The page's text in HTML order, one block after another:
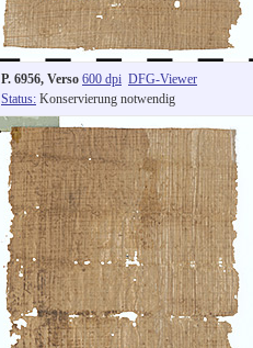
P. 6956, Verso 600 dpi DFG-Viewer
Status: Konservierung notwendig